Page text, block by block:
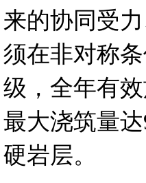
来的协同受
须在非对称
级，全年有
最大浇筑量
硬岩层。